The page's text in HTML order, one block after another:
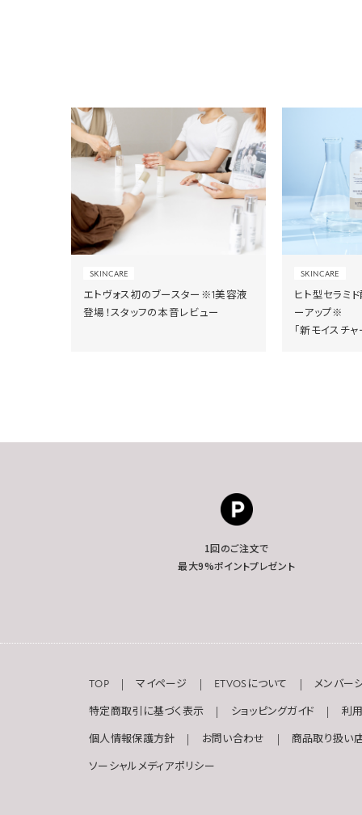
SKINCARE
エトヴォス初のブースター※1美容液
登場！スタッフの本音レビュー
SKINCARE
ヒト型セラミ
ーアップ※
「新モイスチ
1回のご注文で
最大9%ポイントプレゼント
TOP マイページ ETVOSについて メンバー
特定商取引に基づく表示 ショッピングガイド 利
個人情報保護方針 お問い合わせ 商品取り扱い
ソーシャルメディアポリシー